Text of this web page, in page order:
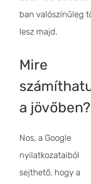
ban valószínűleg
lesz majd.
Mire
a jövőben?
Nos, a Google
nyilatkozataiból
sejthető, hogy a